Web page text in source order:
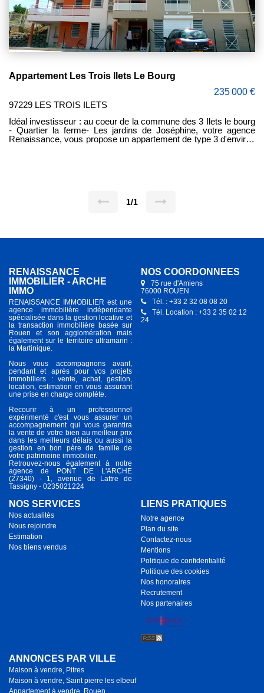
Appartement Les Trois Ilets Le Bourg
235 000 €
97229 LES TROIS ILETS
Idéal investisseur : au coeur de la commune des 3 Ilets le bourg
- Quartier la ferme- Les jardins de Joséphine, votre agence
Renaissance, vous propose un appartement de type 3 d'environ
1/1
RENAISSANCE
IMMOBILIER - ARCHE
IMMO
RENAISSANCE IMMOBILIER est une
agence immobilière indépendante
spécialisée dans la gestion locative et
la transaction immobilière basée sur
Rouen et son agglomération mais
également sur le territoire ultramarin :
la Martinique.
Nous vous accompagnons avant,
pendant et après pour vos projets
immobiliers : vente, achat, gestion,
location, estimation en vous assurant
une prise en charge complète.
Recourir à un professionnel
expérimenté c'est vous assurer un
accompagnement qui vous garantira
la vente de votre bien au meilleur prix
dans les meilleurs délais ou aussi la
gestion en bon père de famille de
votre patrimoine immobilier.
Retrouvez-nous également à notre
agence de PONT DE L'ARCHE
(27340) - 1, avenue de Lattre de
Tassigny - 0235021224
NOS COORDONNÉES
75 rue d'Amiens
76000 ROUEN
Tél. : +33 2 32 08 08 20
Tél. Location : +33 2 35 02 12
24
NOS SERVICES
Nos actualités
Nous rejoindre
Estimation
Nos biens vendus
LIENS PRATIQUES
Notre agence
Plan du site
Contactez-nous
Mentions
Politique de confidentialité
Politique des cookies
Nos honoraires
Recrutement
Nos partenaires
ANNONCES PAR VILLE
Maison à vendre, Pitres
Maison à vendre, Saint pierre les elbeuf